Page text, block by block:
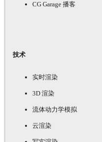
CG Garage 播客
技术
实时渲染
3D 渲染
流体动力学模拟
云渲染